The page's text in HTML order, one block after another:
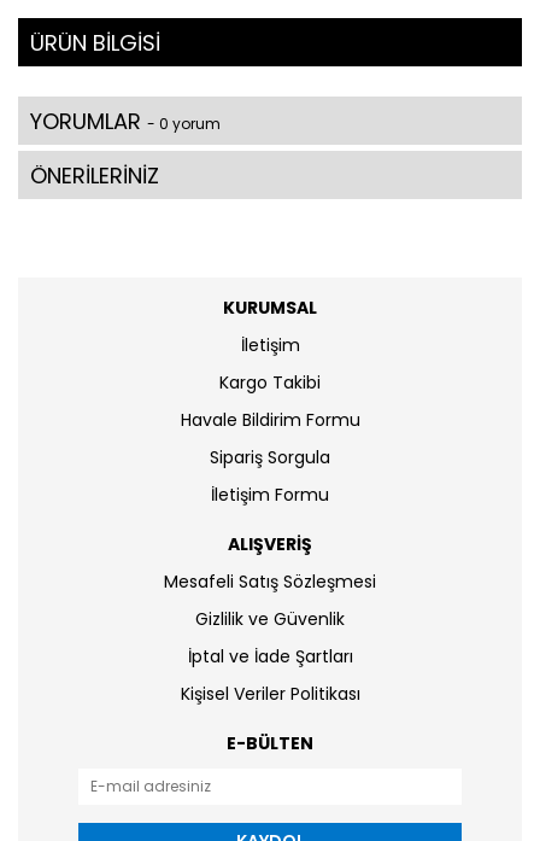
ÜRÜN BİLGİSİ
YORUMLAR - 0 yorum
ÖNERİLERİNİZ
KURUMSAL
İletişim
Kargo Takibi
Havale Bildirim Formu
Sipariş Sorgula
İletişim Formu
ALIŞVERİŞ
Mesafeli Satış Sözleşmesi
Gizlilik ve Güvenlik
İptal ve İade Şartları
Kişisel Veriler Politikası
E-BÜLTEN